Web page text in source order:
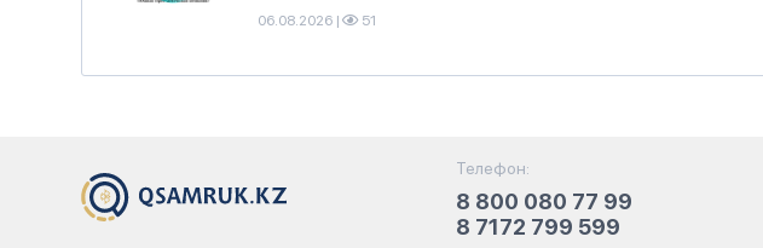
06.08.2026 | 51
Телефон:
8 800 080 77 99
8 7172 799 599